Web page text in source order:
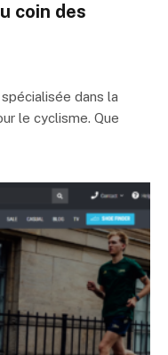
coin des
dans la
le cyclisme. Que